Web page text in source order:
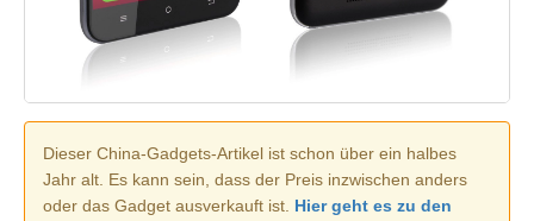
Dieser China-Gadgets-Artikel ist schon über ein halbes
Jahr alt. Es kann sein, dass der Preis inzwischen anders
oder das Gadget ausverkauft ist. Hier geht es zu den